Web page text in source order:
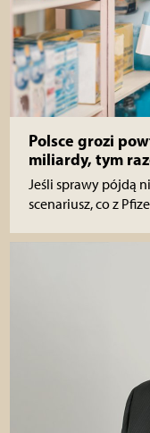
Polsce grozi
miliardy, tym
Jeśli sprawy pójdą
scenariusz, co z